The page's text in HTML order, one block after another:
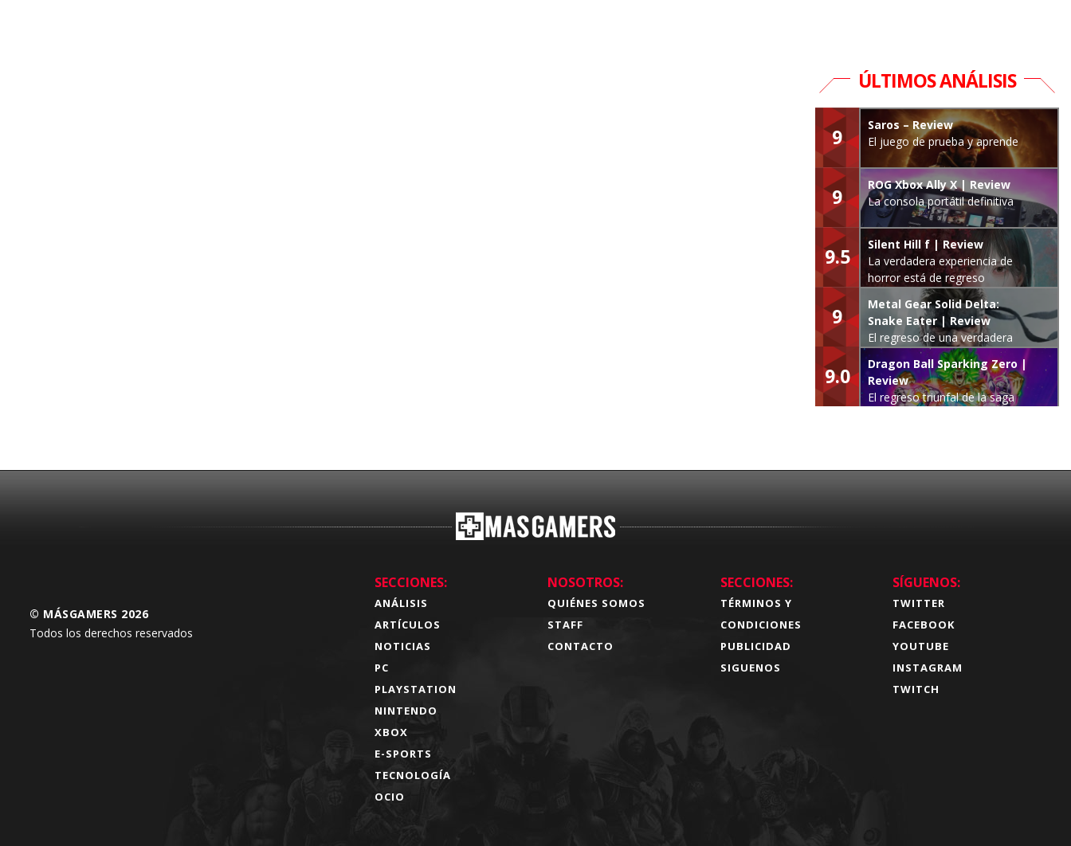
ÚLTIMOS ANÁLISIS
9
Saros – Review
El juego de prueba y aprende
9
ROG Xbox Ally X | Review
La consola portátil definitiva
9.5
Silent Hill f | Review
La verdadera experiencia de
horror está de regreso
9
Metal Gear Solid Delta:
Snake Eater | Review
El regreso de una verdadera
leyenda
9.0
Dragon Ball Sparking Zero |
Review
El regreso triunfal de la saga
© MÁSGAMERS 2026
Todos los derechos reservados
SECCIONES:
ANÁLISIS
ARTÍCULOS
NOTICIAS
PC
PLAYSTATION
NINTENDO
XBOX
E-SPORTS
TECNOLOGÍA
OCIO
NOSOTROS:
QUIÉNES SOMOS
STAFF
CONTACTO
SECCIONES:
TÉRMINOS Y
CONDICIONES
PUBLICIDAD
SIGUENOS
SÍGUENOS:
TWITTER
FACEBOOK
YOUTUBE
INSTAGRAM
TWITCH